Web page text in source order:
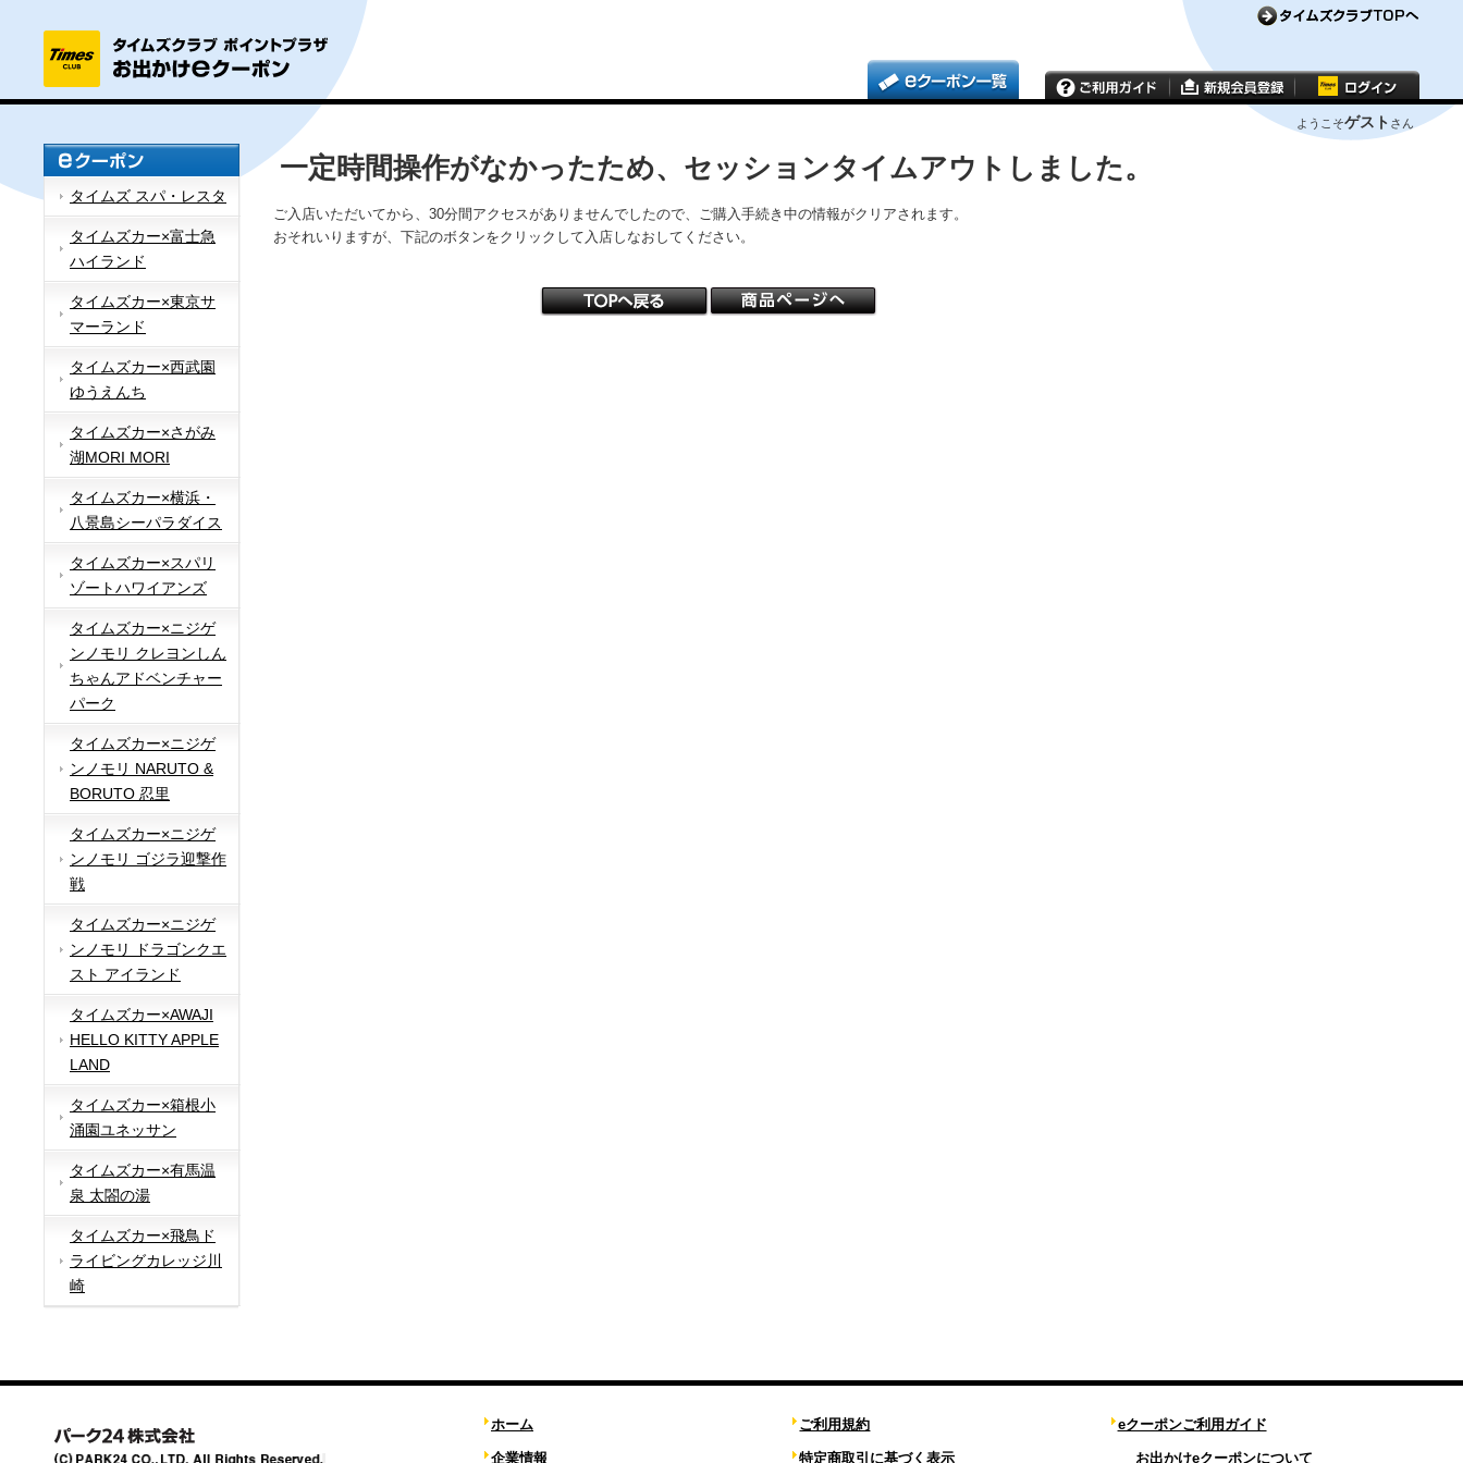
ようこそゲスト さん
タイムズ スパ・レスタ
タイムズカー×富士急
ハイランド
タイムズカー×東京サ
マーランド
タイムズカー×西武園
ゆうえんち
タイムズカー×さがみ
湖MORI MORI
タイムズカー×横浜・
八景島シーパラダイス
タイムズカー×スパリ
ゾートハワイアンズ
タイムズカー×ニジゲ
ンノモリ クレヨンしん
ちゃんアドベンチャー
パーク
タイムズカー×ニジゲ
ンノモリ NARUTO &
BORUTO 忍里
タイムズカー×ニジゲ
ンノモリ ゴジラ迎撃作
戦
タイムズカー×ニジゲ
ンノモリ ドラゴンクエ
スト アイランド
タイムズカー×AWAJI
HELLO KITTY APPLE
LAND
タイムズカー×箱根小
涌園ユネッサン
タイムズカー×有馬温
泉 太閤の湯
タイムズカー×飛鳥ド
ライビングカレッジ川
崎
一定時間操作がなかったため、セッションタイムアウトしました。
ご入店いただいてから、30分間アクセスがありませんでしたので、ご購入手続き中の情報がクリアされます。
おそれいりますが、下記のボタンをクリックして入店しなおしてください。
ホーム
企業情報
ご利用規約
特定商取引に基づく表示
eクーポンご利用ガイド
お出かけeクーポンについて